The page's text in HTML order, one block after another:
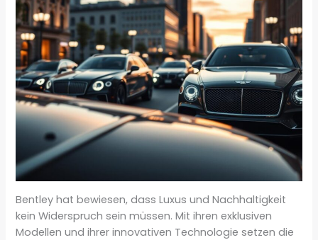
Bentley hat bewiesen, dass Luxus und Nachhaltigkeit
kein Widerspruch sein müssen. Mit ihren exklusiven
Modellen und ihrer innovativen Technologie setzen die